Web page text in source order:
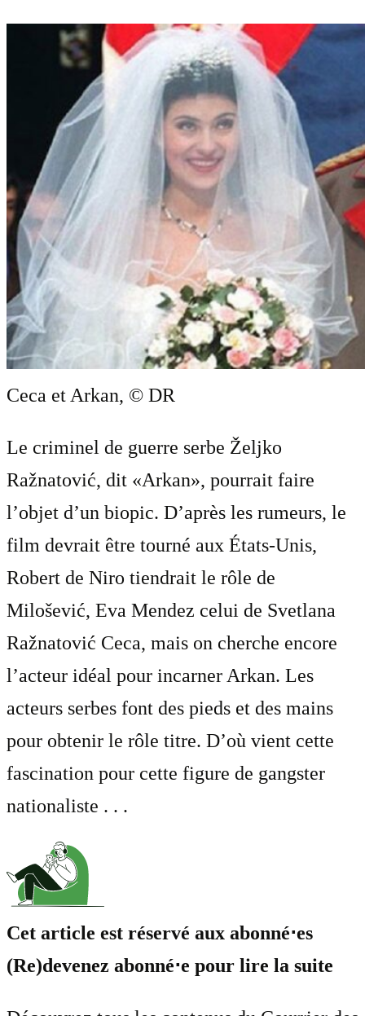
Ceca et Arkan, © DR
Le criminel de guerre serbe Željko
Ražnatović, dit «Arkan», pourrait faire
l’objet d’un biopic. D’après les rumeurs, le
film devrait être tourné aux États-Unis,
Robert de Niro tiendrait le rôle de
Milošević, Eva Mendez celui de Svetlana
Ražnatović Ceca, mais on cherche encore
l’acteur idéal pour incarner Arkan. Les
acteurs serbes font des pieds et des mains
pour obtenir le rôle titre. D’où vient cette
fascination pour cette figure de gangster
nationaliste . . .
Cet article est réservé aux abonné⋅es
(Re)devenez abonné⋅e pour lire la suite